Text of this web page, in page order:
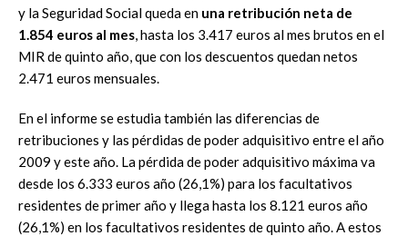
y la Seguridad Social queda en una retribución neta de
1.854 euros al mes, hasta los 3.417 euros al mes brutos en el
MIR de quinto año, que con los descuentos quedan netos
2.471 euros mensuales.
En el informe se estudia también las diferencias de
retribuciones y las pérdidas de poder adquisitivo entre el año
2009 y este año. La pérdida de poder adquisitivo máxima va
desde los 6.333 euros año (26,1%) para los facultativos
residentes de primer año y llega hasta los 8.121 euros año
(26,1%) en los facultativos residentes de quinto año. A estos